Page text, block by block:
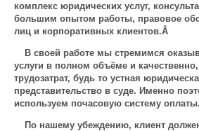
комплекс юридических услуг,
большим опытом работы, правовое
лиц и корпоративных клиентов.Â
В своей работе мы стремимся
услуги в полном объёме и
трудозатрат, будь то устная
представительство в суде. Именно
используем почасовую систему
По нашему убеждению, клиент